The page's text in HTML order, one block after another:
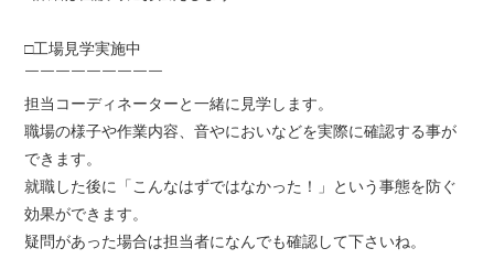
□工場見学実施中
￣￣￣￣￣￣￣￣￣
担当コーディネーターと一緒に見学します。
職場の様子や作業内容、音やにおいなどを実際に確認する事が
できます。
就職した後に「こんなはずではなかった！」という事態を防ぐ
効果ができます。
疑問があった場合は担当者になんでも確認して下さいね。